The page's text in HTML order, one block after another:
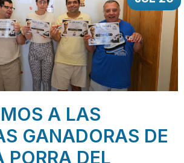
A LAS
GANADORAS DE
PORRA DEL